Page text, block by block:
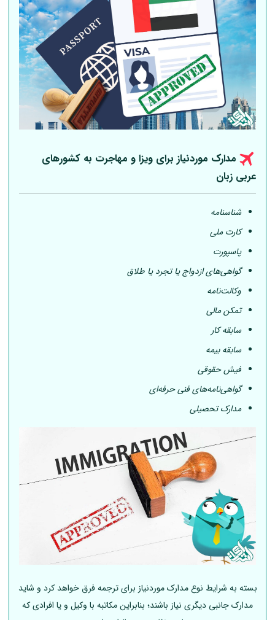
مدارک موردنیاز برای ویزا و مهاجرت به کشورهای
عربی زبان
شناسنامه
کارت ملی
پاسپورت
گواهی‌های ازدواج یا تجرد یا طلاق
وکالت‌نامه
تمکن مالی
سابقه کار
سابقه بیمه
فیش حقوقی
گواهی‌نامه‌های فنی حرفه‌ای
مدارک تحصیلی
بسته به شرایط نوع مدارک موردنیاز برای ترجمه فرق خواهد کرد و شاید
مدارک جانبی دیگری نیاز باشند؛ بنابراین مکاتبه با وکیل و یا افرادی که